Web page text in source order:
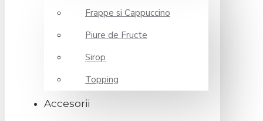
Frappe si Cappuccino
Piure de Fructe
Sirop
Topping
Accesorii